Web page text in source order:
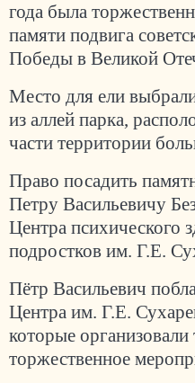
года была
памяти подвига
Победы в Великой
Место для ели
из аллей парка,
части территории
Право посадить
Петру Васильевичу
Центра психического
подростков им. Г.Е.
Пётр Васильевич
Центра им. Г.Е.
которые организовали
торжественное